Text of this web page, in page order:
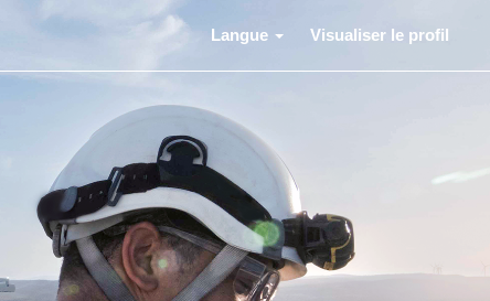
Langue Visualiser le profil